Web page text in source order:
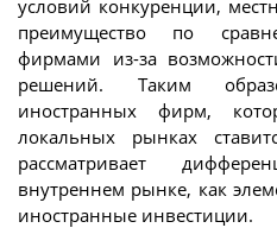
условий конкуренции,
преимущество по
фирмами из-за
решений. Таким
иностранных фирм,
локальных рынках
рассматривает
внутреннем рынке, как
иностранные инвестиции.